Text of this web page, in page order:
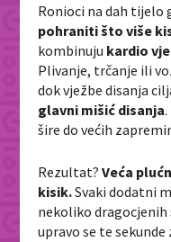
Ronioci na dah tijelo
pohraniti što više
kombinuju kardio
Plivanje, trčanje ili
dok vježbe disanja
glavni mišić disanja
šire do većih
Rezultat?Veća
kisik.Svaki dodatni
nekoliko dragocjenih
upravo se te